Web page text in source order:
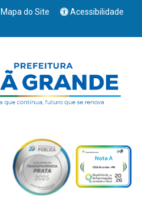
Mapa do Site
Acessibilidade